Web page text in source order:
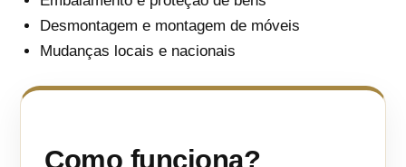
Desmontagem e montagem de móveis
Mudanças locais e nacionais
Como funciona?